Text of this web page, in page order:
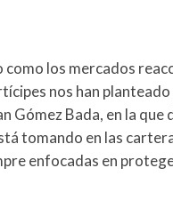
como los mercados
nos han
Gómez Bada, en la
tomando en las
enfocadas en